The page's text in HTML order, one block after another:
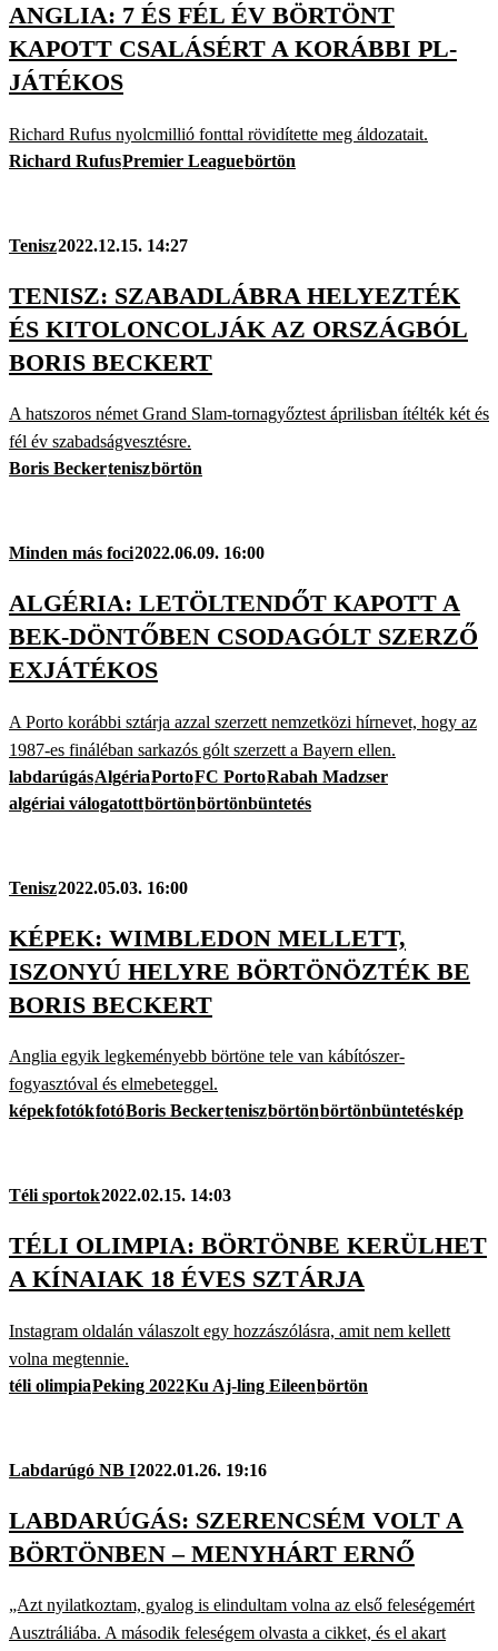
ANGLIA: 7 ÉS FÉL ÉV BÖRTÖNT
KAPOTT CSALÁSÉRT A KORÁBBI PL-
JÁTÉKOS
Richard Rufus nyolcmillió fonttal rövidítette meg áldozatait.
Richard RufusPremier Leaguebörtön
Tenisz2022.12.15. 14:27
TENISZ: SZABADLÁBRA HELYEZTÉK
ÉS KITOLONCOLJÁK AZ ORSZÁGBÓL
BORIS BECKERT
A hatszoros német Grand Slam-tornagyőztest áprilisban ítélték két és
fél év szabadságvesztésre.
Boris Beckerteniszbörtön
Minden más foci2022.06.09. 16:00
ALGÉRIA: LETÖLTENDŐT KAPOTT A
BEK-DÖNTŐBEN CSODAGÓLT SZERZŐ
EXJÁTÉKOS
A Porto korábbi sztárja azzal szerzett nemzetközi hírnevet, hogy az
1987-es fináléban sarkazós gólt szerzett a Bayern ellen.
labdarúgásAlgériaPortoFC PortoRabah Madzser
algériai válogatottbörtönbörtönbüntetés
Tenisz2022.05.03. 16:00
KÉPEK: WIMBLEDON MELLETT,
ISZONYÚ HELYRE BÖRTÖNÖZTÉK BE
BORIS BECKERT
Anglia egyik legkeményebb börtöne tele van kábítószer-
fogyasztóval és elmebeteggel.
képekfotókfotóBoris Beckerteniszbörtönbörtönbüntetéskép
Téli sportok2022.02.15. 14:03
TÉLI OLIMPIA: BÖRTÖNBE KERÜLHET
A KÍNAIAK 18 ÉVES SZTÁRJA
Instagram oldalán válaszolt egy hozzászólásra, amit nem kellett
volna megtennie.
téli olimpiaPeking 2022Ku Aj-ling Eileenbörtön
Labdarúgó NB I2022.01.26. 19:16
LABDARÚGÁS: SZERENCSÉM VOLT A
BÖRTÖNBEN – MENYHÁRT ERNŐ
„Azt nyilatkoztam, gyalog is elindultam volna az első feleségemért
Ausztráliába. A második feleségem olvasta a cikket, és el akart